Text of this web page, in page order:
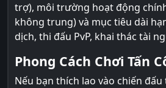
trợ), môi trường hoạt động
không trung) và mục tiêu dài
dịch, thi đấu PvP, khai thác tài
Phong Cách Chơi Tấn
Nếu bạn thích lao vào chiến